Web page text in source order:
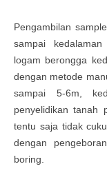
Pengambilan
sampai
logam berongga
dengan metode
sampai 5-6m,
penyelidikan tanah
tentu saja tidak
dengan
boring.